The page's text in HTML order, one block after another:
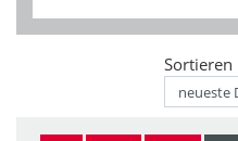
Sortieren